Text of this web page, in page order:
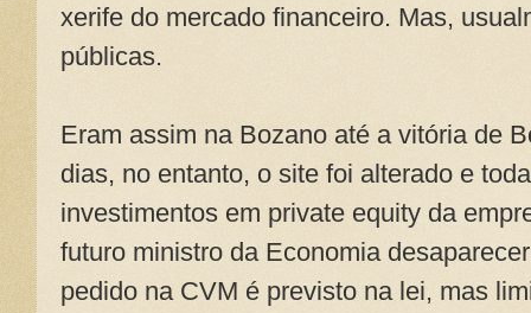
xerife do mercado financeiro. Mas,
públicas.
Eram assim na Bozano até a vitória de
dias, no entanto, o site foi alterado e
investimentos em private equity da
futuro ministro da Economia
pedido na CVM é previsto na lei, mas